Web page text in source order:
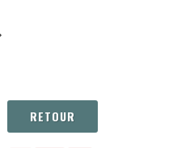
RETOUR